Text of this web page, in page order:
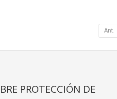
Ant.
PROTECCIÓN DE